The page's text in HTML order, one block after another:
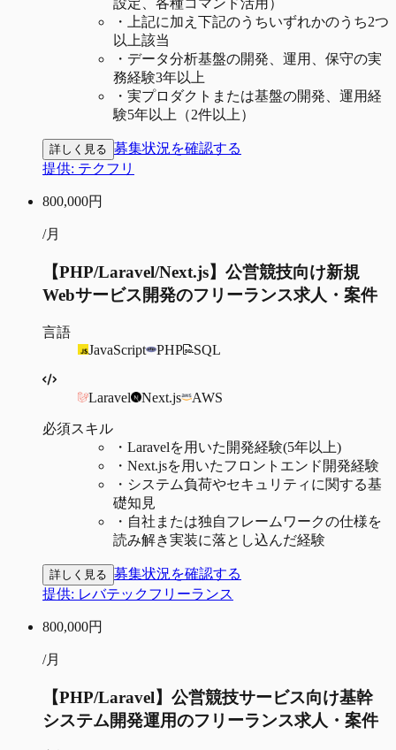
設定、各種コマンド活用）
・ 上記に加え下記のうちいずれかのうち2つ
以上該当
・ データ分析基盤の開発、運用、保守の実
務経験3年以上
・ 実プロダクトまたは基盤の開発、運用経
験5年以上（2件以上）
詳しく見る 募集状況を確認する
提供: テクフリ
800,000円
/月
【PHP/Laravel/Next.js】公営競技向け新規
Webサービス開発のフリーランス求人・案件
言語
JavaScript
PHP SQL
Laravel Next.js AWS
必須スキル
・ Laravelを用いた開発経験(5年以上)
・ Next.jsを用いたフロントエンド開発経験
・ システム負荷やセキュリティに関する基
礎知見
・ 自社または独自フレームワークの仕様を
読み解き実装に落とし込んだ経験
詳しく見る 募集状況を確認する
提供: レバテックフリーランス
800,000円
/月
【PHP/Laravel】公営競技サービス向け基幹
システム開発運用のフリーランス求人・案件